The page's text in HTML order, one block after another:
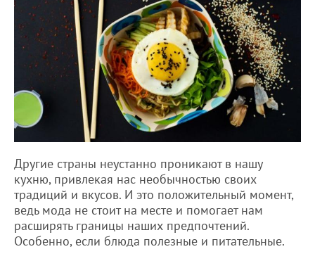
Другие страны неустанно проникают в нашу
кухню, привлекая нас необычностью своих
традиций и вкусов. И это положительный момент,
ведь мода не стоит на месте и помогает нам
расширять границы наших предпочтений.
Особенно, если блюда полезные и питательные.